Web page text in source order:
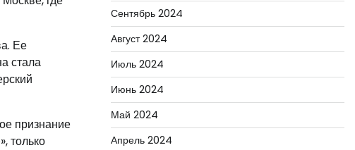
Ее
стала
признание
только
Сентябрь 2024
Август 2024
Июль 2024
Июнь 2024
Май 2024
Апрель 2024